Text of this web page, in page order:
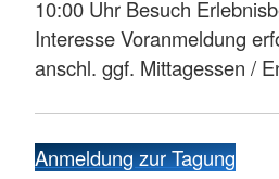
10:00 Uhr Besuch
Interesse Voranmeldung
anschl. ggf. Mittagessen /
Anmeldung zur Tagung